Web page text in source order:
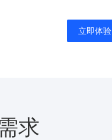
立即体验
求